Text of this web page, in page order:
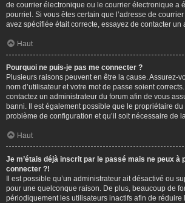
de courrier électronique ou le courrier électronique a
pourriel. Si vous êtes certain que l’adresse de
avez spécifiée était correcte, essayez de contacter un
Haut
Pourquoi ne puis-je pas me connecter ?
Plusieurs raisons peuvent en être la cause. Assurez-
nom d’utilisateur et votre mot de passe soient
contactez un administrateur du forum afin de vous
banni. Il est également possible que le propriétaire du
problème de configuration et qu’il soit nécessaire de
Haut
Je m’étais déjà inscrit par le passé mais ne peux à
connecter ?!
Il est possible qu’un administrateur ait désactivé ou
pour une quelconque raison. De plus, beaucoup de
périodiquement les utilisateurs inactifs afin de réduire